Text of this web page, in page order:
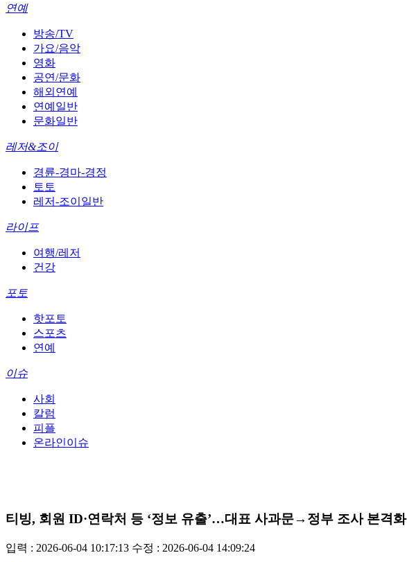
연예
방송/TV
가요/음악
영화
공연/문화
해외연예
연예일반
문화일반
레저&조이
경륜-경마-경정
토토
레저-조이일반
라이프
여행/레저
건강
포토
핫포토
스포츠
연예
이슈
사회
칼럼
피플
온라인이슈
티빙, 회원 ID·연락처 등 ‘정보 유출’…대표 사과문→정부 조사 본격화
입력 : 2026-06-04 10:17:13 수정 : 2026-06-04 14:09:24